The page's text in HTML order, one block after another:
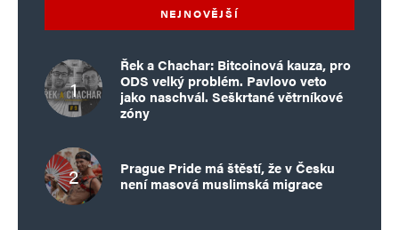
NEJNOVĚJŠÍ
Řek a Chachar: Bitcoinová kauza, pro
ODS velký problém. Pavlovo veto
jako naschvál. Seškrtané větrníkové
zóny
Prague Pride má štěstí, že v Česku
není masová muslimská migrace